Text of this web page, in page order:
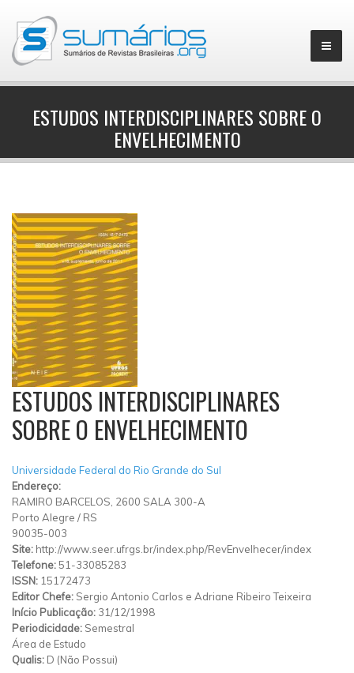
ESTUDOS INTERDISCIPLINARES SOBRE O
ENVELHECIMENTO
ESTUDOS INTERDISCIPLINARES
SOBRE O ENVELHECIMENTO
Universidade Federal do Rio Grande do Sul
Endereço:
RAMIRO BARCELOS, 2600 SALA 300-A
Porto Alegre / RS
90035-003
Site: http://www.seer.ufrgs.br/index.php/RevEnvelhecer/index
Telefone:51-33085283
ISSN: 15172473
Editor Chefe: Sergio Antonio Carlos e Adriane Ribeiro Teixeira
Início Publicação: 31/12/1998
Periodicidade: Semestral
Área de Estudo
Qualis: D (Não Possui)